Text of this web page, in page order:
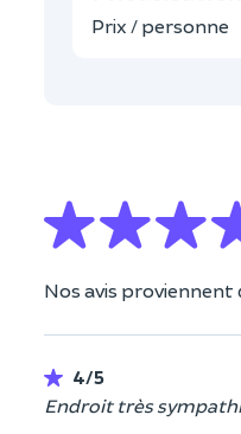
Prix / personne
Nos avis
4/5
Endroit très